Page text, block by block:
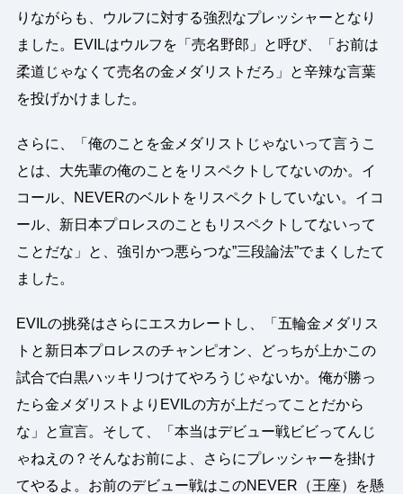
りながらも、ウルフに対する強烈なプレッシャーとなり
ました。EVILはウルフを「売名野郎」と呼び、「お前は
柔道じゃなくて売名の金メダリストだろ」と辛辣な言葉
を投げかけました。
さらに、「俺のことを金メダリストじゃないって言うこ
とは、大先輩の俺のことをリスペクトしてないのか。イ
コール、NEVERのベルトをリスペクトしていない。イコ
ール、新日本プロレスのこともリスペクトしてないって
ことだな」と、強引かつ悪らつな”三段論法”でまくしたて
ました。
EVILの挑発はさらにエスカレートし、「五輪金メダリス
トと新日本プロレスのチャンピオン、どっちが上かこの
試合で白黒ハッキリつけてやろうじゃないか。俺が勝っ
たら金メダリストよりEVILの方が上だってことだから
な」と宣言。そして、「本当はデビュー戦ビビってんじ
ゃねえの？そんなお前によ、さらにプレッシャーを掛け
てやるよ。お前のデビュー戦はこのNEVER（王座）を懸